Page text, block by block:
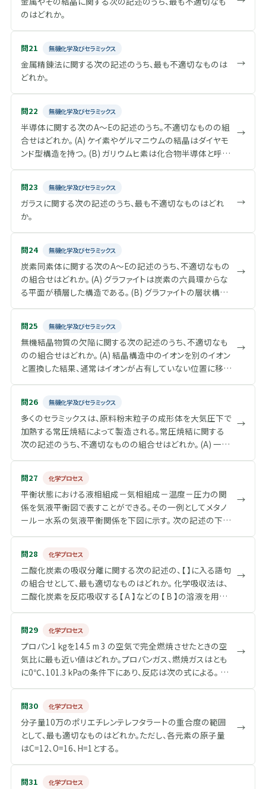
予想に反してΔH m の実測値はナイロン66よりもポリエチレ
ンの方が大きい。これは、 4 ナイロン66よりもポリエチレンの
ΔS m が大きい ことを意味している。その理由として、 5 ナイ
ロン66は溶融状態でも分子間水素結合を部分的に保持し
ており、また、アミド結合が共鳴構造により回転しにくく分子
鎖が比較的剛直である ことが挙げられる。そのため、結晶か
ら溶融状態へ変化する際のエントロピー変化が小さくなり、
ナイロン66は高い融点を示すと考えられる。 T m / ℃ ΔH m /
Jg -1 ナイロン66 267 188 ポリエチレン 136 276 表. 高分子
の融点T m と融解エンタルピーΔH m
】へと到達する。【 ア 】から【 イ 】への変化が【 ウ 】である。さ
らに温度が上昇すると弾性率が数MPa程度で、温度に依存
しない【 エ 】となる。さらに温度が上昇すると高分子鎖の絡
み合いがほぐれ、分子鎖が激しく運動し、弾性率も低下する【
度依存性の模式図
のはどれか。
問21 無機化学及びセラミックス
金属精錬法に関する次の記述のうち、最も不適切なものは
どれか。
→
問22 無機化学及びセラミックス
半導体に関する次のA～Eの記述のうち。不適切なものの組
合せはどれか。 (A) ケイ素やゲルマニウムの結晶はダイヤモ
ンド型構造を持つ。 (B) ガリウムヒ素は化合物半導体と呼ば
れ。安定相はウルツ鉱型構造を持つ。 (C) 純粋なゲルマニウ
体を加熱すると、熱励起によって多数の自由電子と少数の
正孔が生成する。 (E) ケイ素に微量のリンを添加するとn型
半導体となる。
→
問23 無機化学及びセラミックス
ガラスに関する次の記述のうち、最も不適切なものはどれ
か。
→
問24 無機化学及びセラミックス
炭素同素体に関する次のA～Eの記述のうち、不適切なもの
の組合せはどれか。 (A) グラファイトは炭素の六員環からな
る平面が積層した構造である。 (B) グラファイトの層状構造
において面内方向は金属に近い電気伝導性を示す。 (C) ダイ
えにくい。 (D) カーボンナノチューブは炭素六具環が単層あ
るいは多層の同軸状につらなった筒型物質で、高い強度を
有する。 (E) C 60 はフラーレンと呼ばれ、炭素の五員環20個
と、六員環12個からなる。
→
問25 無機化学及びセラミックス
無機結晶物質の欠陥に関する次の記述のうち、不適切なも
のの組合せはどれか。 (A) 結晶構造中のイオンを別のイオン
と置換した結果、通常はイオンが占有していない位置に移動
した場合、置換イオンと呼ぶ。 (B) 陽イオンの格子位置にイオ
イオンが組合さった欠陥をフレンケル欠陥と呼ぶ。 (D) 転位
とは、結晶中に含まれる面状の結晶欠陥のことで、刃状転
位、らせん転位、及び、それらの組合せの混合転位に分類さ
れる。 (E) 焼結体のように方位の異なる結晶が接合した界面
は結晶のイオンの積み重なりが乱れており、これを粒界と呼
ぶ。
→
問26 無機化学及びセラミックス
多くのセラミックスは、原料粉末粒子の成形体を大気圧下で
加熱する常圧焼結によって製造される。常圧焼結に関する
次の記述のうち、不適切なものの組合せはどれか。 (A) 一般
に酸化物粉体は、誘電率の低い非極性溶媒中で分散しやす
子の凝集を防ぐことができる。 (C) プレス成型のような乾式
成形では、一般に分散剤やバインダーは不要である。 (D) 成
形体のバインダー除去が不十分だと焼結に悪影響がある。
(E) 焼結とは粒子表面や粒子界面の面積を減らすように物
質が移動する現象である。 (F) 高温で高い蒸気圧を持つ酸
化物粉体は、緻密化しやすい。 (G) 焼結体内部の気孔を減ら
す。
→
問27 化学プロセス
平衡状態における液相組成－気相組成－温度－圧力の関
係を気液平衡図で表すことができる。その一例としてメタノ
ール－水系の気液平衡関係を下図に示す。 次の記述の下線
部（ア）～（エ）について、正しいものの組合せはどれか。ただ
じ長さである。 図1は平衡温度と組成との関係を示す。図中
の線（a）は、（ア） 液相線（又は沸点曲線） を示し、線（b）は、
（イ） 気相線（又は露点曲線） を示す。 メタノールの沸点は、
（ウ） 約65℃ である。 図2は液相組成と気相組成の関係を示
したものである。図1から図2を作図すると。（エ） 曲線（c） が
得られる。 メタノール－水系の気液平衡関係［101.3 kPa］
→
問28 化学プロセス
二酸化炭素の吸収分離に関する次の記述の、【 】に入る語句
の組合せとして、最も適切なものはどれか。 化学吸収法は、
二酸化炭素を反応吸収する【 A 】などの【 B 】の溶液を用い
て、二酸化炭素を分離・回収する手法である。吸収した溶液
E 】やポリエチレングリコール等の吸収液に二酸化炭素を物
理的に吸収させ、分離・回収する手法である。
→
問29 化学プロセス
プロパン1 kgを14.5 m 3 の空気で完全燃焼させたときの空
気比に最も近い値はどれか。プロパンガス、燃焼ガスはとも
に0℃、101.3 kPaの条件下にあり、反応は次の式による。 C 3
H 8 ＋5O 2 →3CO 2 ＋4H 2 O ただし、空気中の酸素濃度、
子量は、H=1、C=12、O=16とする。
→
問30 化学プロセス
分子量10万のポリエチレンテレフタラートの重合度の範囲
として、最も適切なものはどれか。ただし、各元素の原子量
はC=12、O=16、H=1とする。
→
問31 化学プロセス